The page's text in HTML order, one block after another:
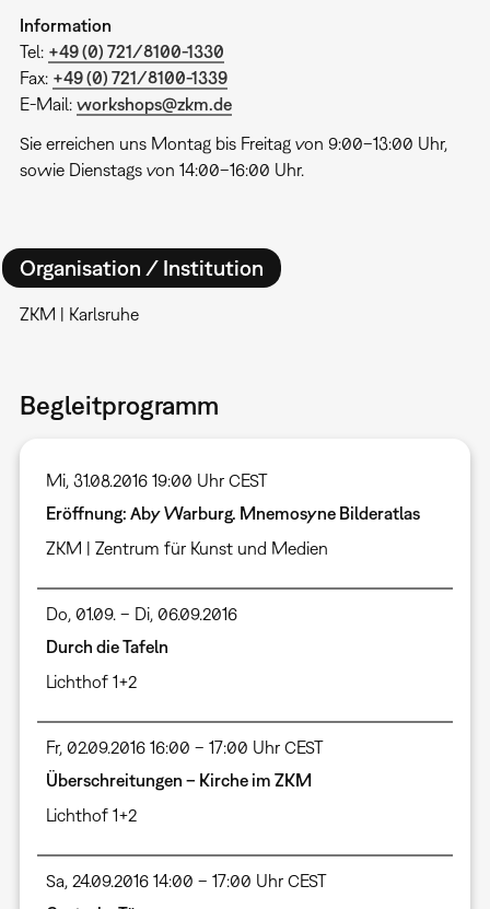
Information
Tel: +49 (0) 721/8100-1330
Fax: +49 (0) 721/8100-1339
E-Mail: workshops@zkm.de
Sie erreichen uns Montag bis Freitag von 9:00–13:00 Uhr,
sowie Dienstags von 14:00–16:00 Uhr.
Organisation / Institution
ZKM | Karlsruhe
Begleitprogramm
Mi, 31.08.2016 19:00 Uhr CEST
Eröffnung: Aby Warburg. Mnemosyne Bilderatlas
ZKM | Zentrum für Kunst und Medien
Do, 01.09. – Di, 06.09.2016
Durch die Tafeln
Lichthof 1+2
Fr, 02.09.2016 16:00 – 17:00 Uhr CEST
Überschreitungen – Kirche im ZKM
Lichthof 1+2
Sa, 24.09.2016 14:00 – 17:00 Uhr CEST